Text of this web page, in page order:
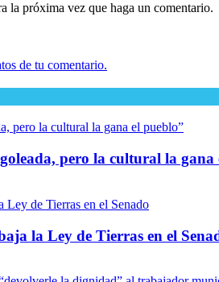
la próxima vez que haga un comentario.
de tu comentario.
pero la cultural la gana
la Ley de Tierras en el